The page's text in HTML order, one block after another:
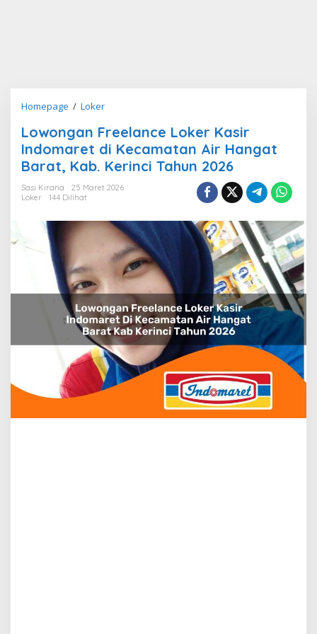
Homepage / LokerLowongan
Loker
Kasir
Indomaret
Kecamatan
Hangat
Barat,
Kab.
Kerinci
Tahun
Lowongan Freelance Loker Kasir
Indomaret di Kecamatan Air Hangat
Barat, Kab. Kerinci Tahun 2026
Sasi Kirana
25 Maret 2026
Loker
144 Dilihat